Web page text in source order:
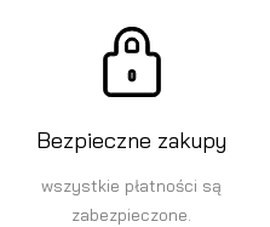
Bezpieczne zakupy
wszystkie płatności są
zabezpieczone.